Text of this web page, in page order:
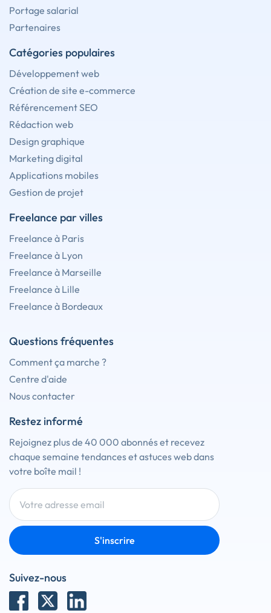
Portage salarial
Partenaires
Catégories populaires
Développement web
Création de site e-commerce
Référencement SEO
Rédaction web
Design graphique
Marketing digital
Applications mobiles
Gestion de projet
Freelance par villes
Freelance à Paris
Freelance à Lyon
Freelance à Marseille
Freelance à Lille
Freelance à Bordeaux
Questions fréquentes
Comment ça marche ?
Centre d'aide
Nous contacter
Restez informé
Rejoignez plus de 40 000 abonnés et recevez
chaque semaine tendances et astuces web dans
votre boîte mail !
S'inscrire
Suivez-nous